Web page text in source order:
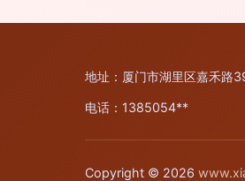
地址：厦门市湖里区嘉禾路
电话：1385054**
Copyright © 2026